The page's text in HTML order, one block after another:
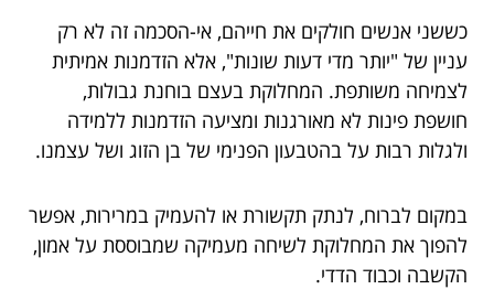
כששני אנשים חולקים את חייהם, אי-הסכמה זה לא רק
עניין של "יותר מדי דעות שונות", אלא הזדמנות אמיתית
לצמיחה משותפת. המחלוקת בעצם בוחנת גבולות,
חושפת פינות לא מאורגנות ומציעה הזדמנות ללמידה
ולגלות רבות על בהטבעון הפנימי של בן הזוג ושל עצמנו.
במקום לברוח, לנתק תקשורת או להעמיק במרירות, אפשר
להפוך את המחלוקת לשיחה מעמיקה שמבוססת על אמון,
הקשבה וכבוד הדדי.